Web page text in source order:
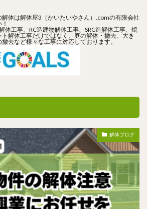
体は解体屋3（かいたいやさん）.comの有限会社
体工事、RC造建物解体工事、SRC造解体工事、焼
解体工事だけではなく、庭の解体・撤去、大き
去など様々な工事に対応しております。
解体ブログ